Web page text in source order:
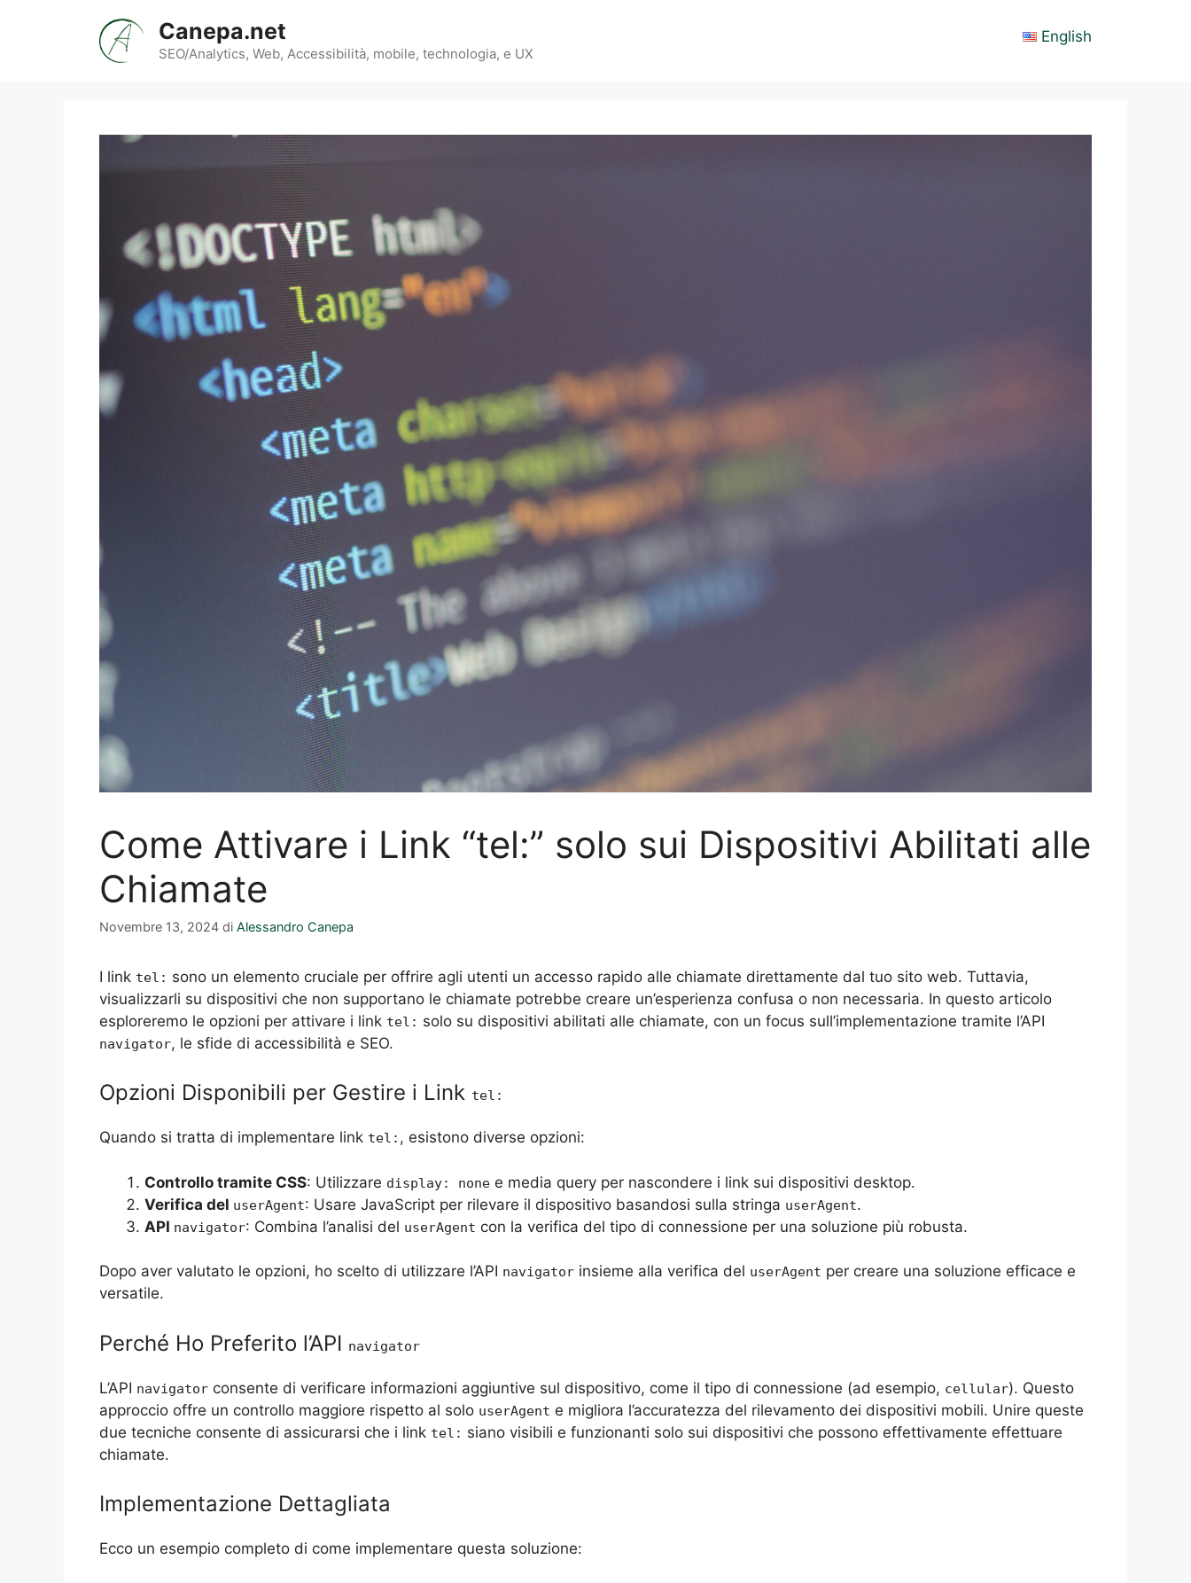
Canepa.net
SEO/Analytics, Web, Accessibilità, mobile, technologia, e UX
English
Come Attivare i Link “tel:” solo sui Dispositivi Abilitati alle
Chiamate
Novembre 13, 2024 di Alessandro Canepa
I link tel: sono un elemento cruciale per offrire agli utenti un accesso rapido alle chiamate direttamente dal tuo sito web. Tuttavia,
visualizzarli su dispositivi che non supportano le chiamate potrebbe creare un’esperienza confusa o non necessaria. In questo articolo
esploreremo le opzioni per attivare i link tel: solo su dispositivi abilitati alle chiamate, con un focus sull’implementazione tramite l’API
navigator, le sfide di accessibilità e SEO.
Opzioni Disponibili per Gestire i Link tel:
Quando si tratta di implementare link tel: , esistono diverse opzioni:
Controllo tramite CSS: Utilizzare display: none e media query per nascondere i link sui dispositivi desktop.
Verifica del userAgent: Usare JavaScript per rilevare il dispositivo basandosi sulla stringa userAgent.
API navigator: Combina l’analisi del userAgent con la verifica del tipo di connessione per una soluzione più robusta.
Dopo aver valutato le opzioni, ho scelto di utilizzare l’API navigator insieme alla verifica del userAgent per creare una soluzione efficace e
versatile.
Perché Ho Preferito l’API navigator
L’API navigator consente di verificare informazioni aggiuntive sul dispositivo, come il tipo di connessione (ad esempio, cellular). Questo
approccio offre un controllo maggiore rispetto al solo userAgent e migliora l’accuratezza del rilevamento dei dispositivi mobili. Unire queste
due tecniche consente di assicurarsi che i link tel: siano visibili e funzionanti solo sui dispositivi che possono effettivamente effettuare
chiamate.
Implementazione Dettagliata
Ecco un esempio completo di come implementare questa soluzione: